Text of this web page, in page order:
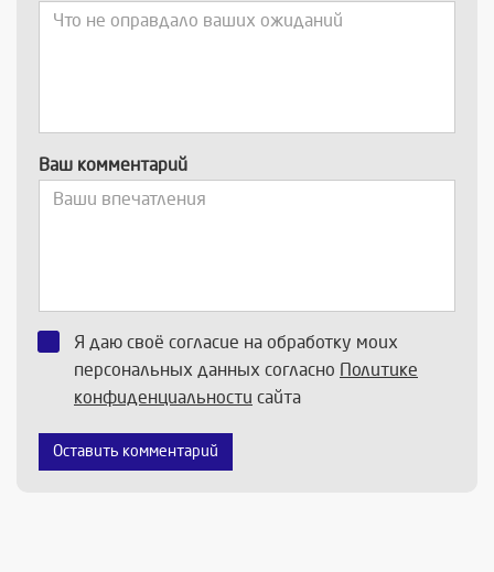
Ваш комментарий
Я даю своё согласие на обработку моих
персональных данных согласно Политике
конфиденциальности сайта
Оставить комментарий